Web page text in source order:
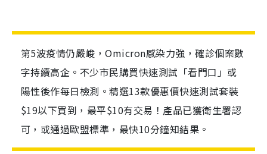
第5波疫情仍嚴峻，Omicron感染力強，確診個案數
字持續高企。不少市民購買快速測試「看門口」或
陽性後作每日檢測。精選13款優惠價快速測試套裝
$19以下買到，最平$10有交易！產品已獲衛生署認
可，或通過歐盟標準，最快10分鐘知結果。